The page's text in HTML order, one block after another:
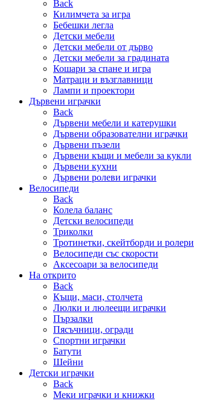
Back
Килимчета за игра
Бебешки легла
Детски мебели
Детски мебели от дърво
Детски мебели за градината
Кошари за спане и игра
Матраци и възглавници
Лампи и проектори
Дървени играчки
Back
Дървени мебели и катерушки
Дървени образователни играчки
Дървени пъзели
Дървени къщи и мебели за кукли
Дървени кухни
Дървени ролеви играчки
Велосипеди
Back
Колела баланс
Детски велосипеди
Триколки
Тротинетки, скейтборди и ролери
Велосипеди със скорости
Аксесоари за велосипеди
На открито
Back
Къщи, маси, столчета
Люлки и люлеещи играчки
Пързалки
Пясъчници, огради
Спортни играчки
Батути
Шейни
Детски играчки
Back
Меки играчки и книжки